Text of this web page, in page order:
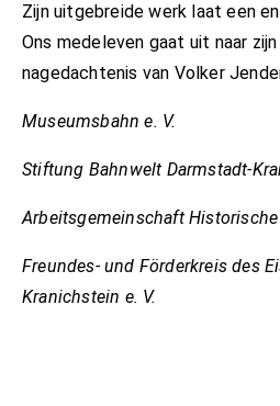
Zijn uitgebreide werk laat een
Ons medeleven gaat uit naar
nagedachtenis van Volker
Museumsbahn e. V.
Stiftung Bahnwelt Darmstadt-
Arbeitsgemeinschaft Historische
Freundes- und Förderkreis des
Kranichstein e. V.